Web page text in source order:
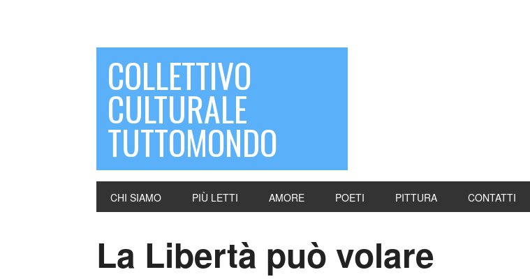
COLLETTIVO
CULTURALE
TUTTOMONDO
CHI SIAMO PIÙ LETTI AMORE POETI PITTURA CONTATTI
La Libertà può volare